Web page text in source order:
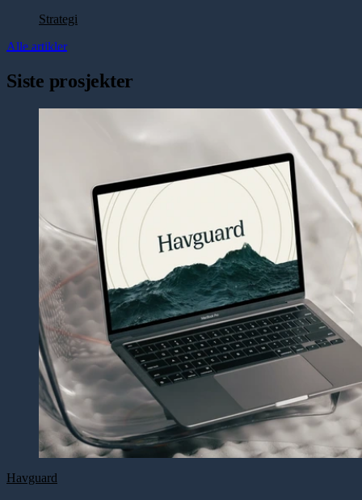
Strategi
Alle artikler
Siste prosjekter
Havguard